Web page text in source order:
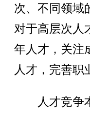
次、不同领域
对于高层次人
年人才，关注
人才，完善职
人才竞争本